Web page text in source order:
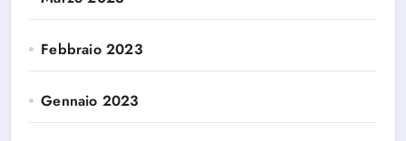
Febbraio 2023
Gennaio 2023